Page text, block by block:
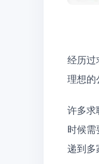
经历过
理想的
许多求
时候
递到多